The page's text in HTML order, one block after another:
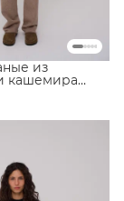
из
кашемира